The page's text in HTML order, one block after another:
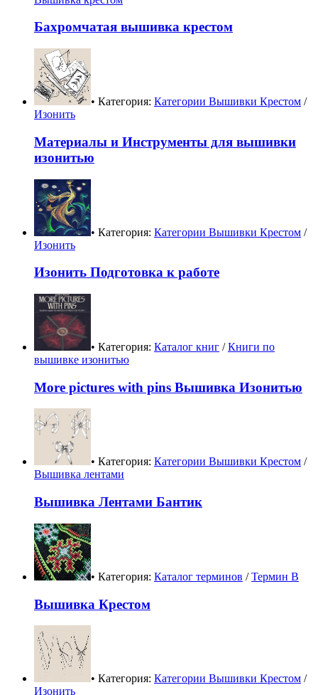
Бахромчатая вышивка крестом
• Категория: Категории Вышивки Крестом /
Изонить
Материалы и Инструменты для вышивки
изонитью
• Категория: Категории Вышивки Крестом /
Изонить
Изонить Подготовка к работе
• Категория: Каталог книг /Книги по
вышивке изонитью
More pictures with pins Вышивка Изонитью
• Категория: Категории Вышивки Крестом /
Вышивка лентами
Вышивка Лентами Бантик
• Категория: Каталог терминов /Термин В
Вышивка Крестом
• Категория: Категории Вышивки Крестом /
Изонить